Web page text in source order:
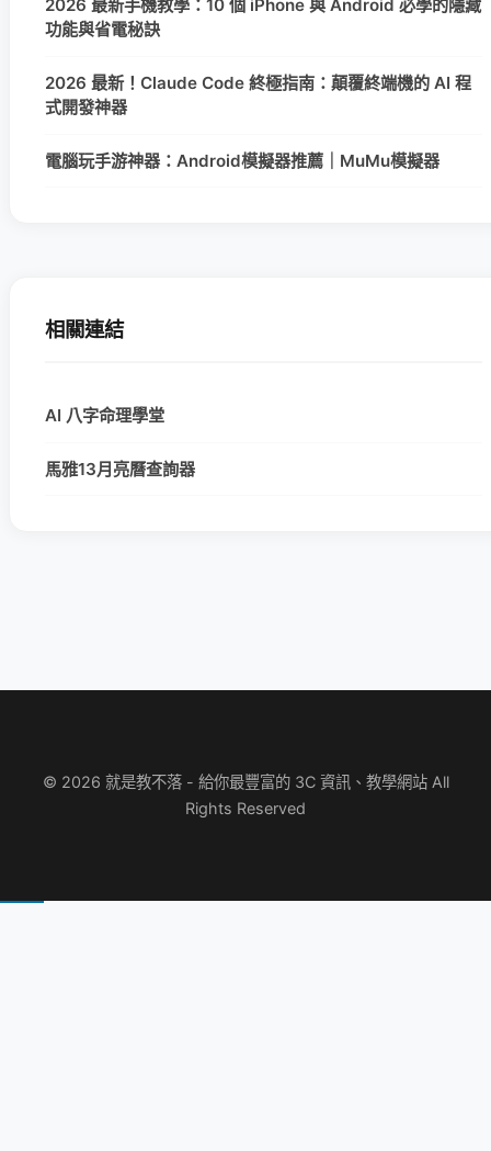
2026 最新手機教學：10 個 iPhone 與 Android 必學的隱藏
功能與省電秘訣
2026 最新！Claude Code 終極指南：顛覆終端機的 AI 程
式開發神器
電腦玩手游神器：Android模擬器推薦｜MuMu模擬器
相關連結
AI 八字命理學堂
馬雅13月亮曆查詢器
© 2026 就是教不落 - 給你最豐富的 3C 資訊、教學網站 All
Rights Reserved